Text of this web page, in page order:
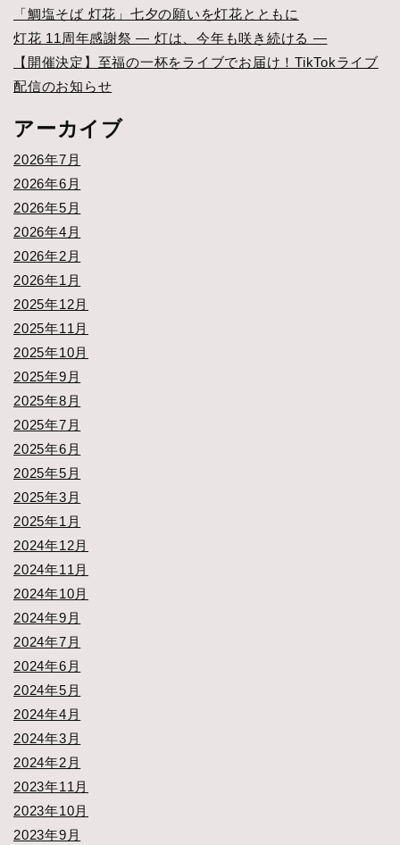
「鯛塩そば 灯花」七夕の願いを灯花とともに
灯花 11周年感謝祭 ― 灯は、今年も咲き続ける ―
【開催決定】至福の一杯をライブでお届け！TikTokライブ
配信のお知らせ
アーカイブ
2026年7月
2026年6月
2026年5月
2026年4月
2026年2月
2026年1月
2025年12月
2025年11月
2025年10月
2025年9月
2025年8月
2025年7月
2025年6月
2025年5月
2025年3月
2025年1月
2024年12月
2024年11月
2024年10月
2024年9月
2024年7月
2024年6月
2024年5月
2024年4月
2024年3月
2024年2月
2023年11月
2023年10月
2023年9月